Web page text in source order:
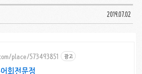
2019.07.02
place/573493851 광고
회전문점